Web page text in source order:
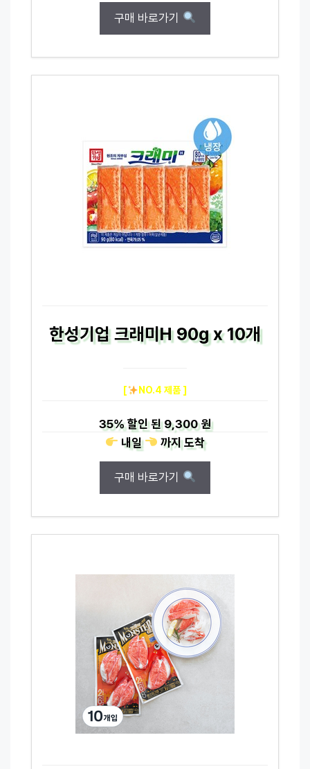
구매 바로가기
한성기업 크래미H 90g x 10개
[ NO.4 제품 ]
35%할인 된9,300 원
내일
까지도착
구매 바로가기